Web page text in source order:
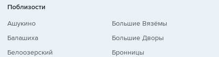
Поблизости
Ашукино
Балашиха
Белоозерский
Большие Вязёмы
Большие Дворы
Бронницы